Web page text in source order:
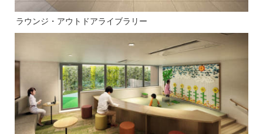
ラウンジ・アウトドアライブラリー